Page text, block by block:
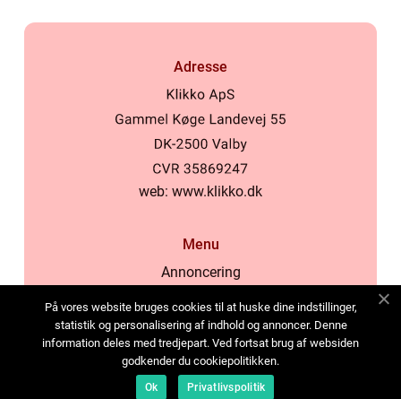
Adresse
web: www.klikko.dk
Menu
Annoncering
Cookies
Kontakt os
Sitemap
På vores website bruges cookies til at huske dine indstillinger,
statistik og personalisering af indhold og annoncer. Denne
information deles med tredjepart. Ved fortsat brug af websiden
godkender du cookiepolitikken.
Ok Privatlivspolitik